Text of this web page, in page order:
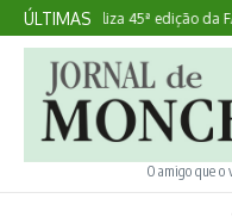
Ir para o conteúdo
ÚLTIMAS
Lagoa realiza 45ª edição da
O amigo que o